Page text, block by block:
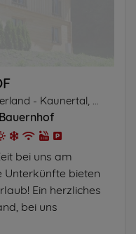
Nauders, Nauders - Tiroler Oberland - Kaunertal, Tirol
bei uns am
Unterkünfte bieten
Ein herzliches
bei uns